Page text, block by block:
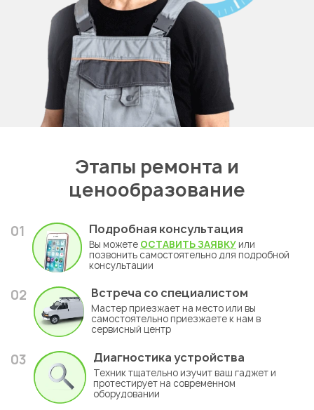
Этапы ремонта и
ценообразование
01 Подробная консультация
Вы можете ОСТАВИТЬ ЗАЯВКУ или
позвонить самостоятельно для подробной
консультации
02 Встреча со специалистом
Мастер приезжает на место или вы
самостоятельно приезжаете к нам в
сервисный центр
03 Диагностика устройства
Техник тщательно изучит ваш гаджет и
протестирует на современном
оборудовании